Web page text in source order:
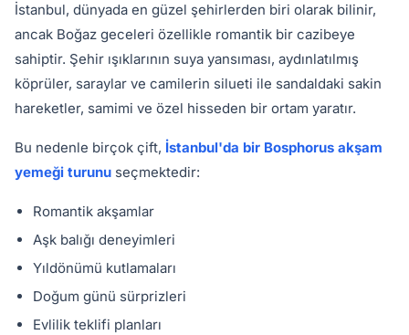
İstanbul, dünyada en güzel şehirlerden biri olarak bilinir,
ancak Boğaz geceleri özellikle romantik bir cazibeye
sahiptir. Şehir ışıklarının suya yansıması, aydınlatılmış
köprüler, saraylar ve camilerin silueti ile sandaldaki sakin
hareketler, samimi ve özel hisseden bir ortam yaratır.
Bu nedenle birçok çift, İstanbul'da bir Bosphorus akşam
yemeği turunu seçmektedir:
Romantik akşamlar
Aşk balığı deneyimleri
Yıldönümü kutlamaları
Doğum günü sürprizleri
Evlilik teklifi planları